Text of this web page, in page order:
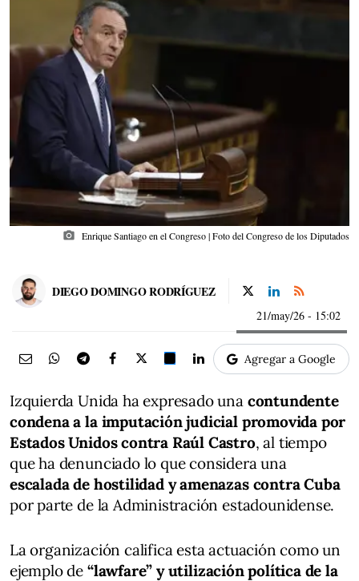
photo_camera Enrique Santiago en el Congreso | Foto del Congreso de los Diputados
DIEGO DOMINGO RODRÍGUEZ
21/may/26 - 15:02
Agregar a Google
Izquierda Unida ha expresado una contundente
condena a la imputación judicial promovida por
Estados Unidos contra Raúl Castro, al tiempo
que ha denunciado lo que considera una
escalada de hostilidad y amenazas contra Cuba
por parte de la Administración estadounidense.
La organización califica esta actuación como un
ejemplo de “lawfare” y utilización política de la